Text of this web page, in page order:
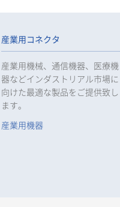
産業用コネクタ
産業用機械、通信機器、医療機
器などインダストリアル市場に
向けた最適な製品をご提供致し
ます。
産業用機器